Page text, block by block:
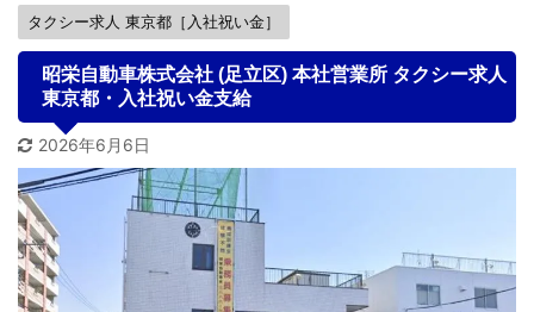
タクシー求人 東京都［入社祝い金］
昭栄自動車株式会社 (足立区) 本社営業所 タクシー求人
東京都・入社祝い金支給
2026年6月6日